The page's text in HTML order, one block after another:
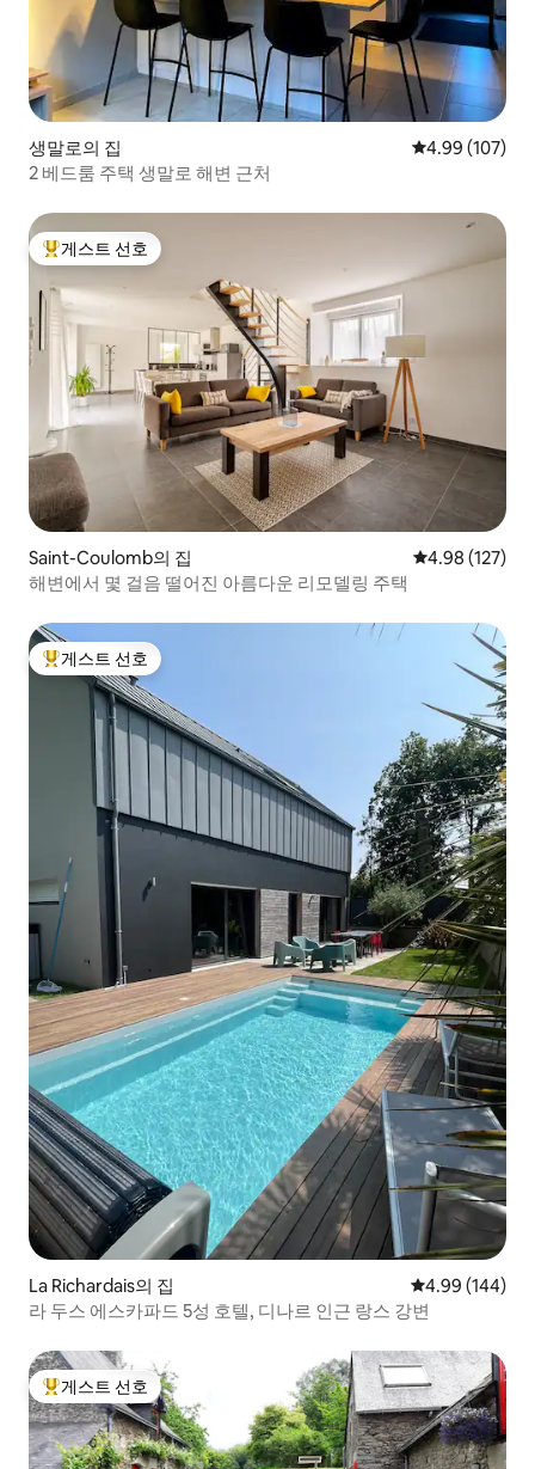
생말로의 집 평점 4.99점(5
4.99 (107)
2 베드룸 주택 생말로 해변 근처
상위 게스트 선호
게스트 선호
Saint-Coulomb의 집 평점 4.98점(5
4.98 (127)
해변에서 몇 걸음 떨어진 아름다운 리모델링 주택
상위 게스트 선호
게스트 선호
La Richardais의 집 평점 4.99점(5
4.99 (144)
라 두스 에스카파드 5성 호텔, 디나르 인근 랑스 강변
상위 게스트 선호
게스트 선호